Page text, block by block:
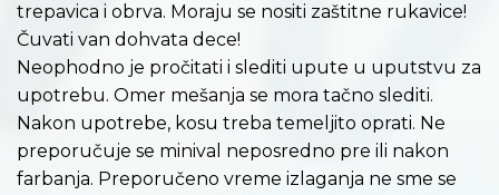
trepavica i obrva. Moraju se nositi zaštitne rukavice!
Čuvati van dohvata dece!
Neophodno je pročitati i slediti upute u uputstvu za
upotrebu. Omer mešanja se mora tačno slediti.
Nakon upotrebe, kosu treba temeljito oprati. Ne
preporučuje se minival neposredno pre ili nakon
farbanja. Preporučeno vreme izlaganja ne sme se